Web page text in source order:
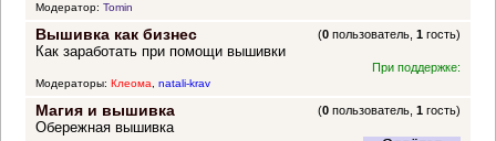
Модератор: Tomin
Вышивка как бизнес (0 пользователь,1 гость)
Как заработать при помощи вышивки
При поддержке:
Модераторы: Клеома, natali-krav
Магия и вышивка (0 пользователь,1 гость)
Обережная вышивка